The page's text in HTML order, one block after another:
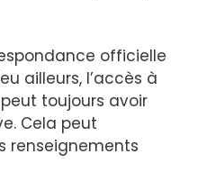
officielle
ailleurs, l’accès à
toujours avoir
Cela peut
renseignements